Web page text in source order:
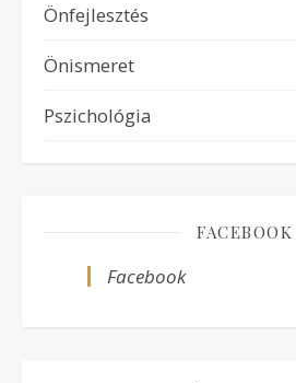
Önfejlesztés
Önismeret
Pszichológia
FACEBOOK
Facebook